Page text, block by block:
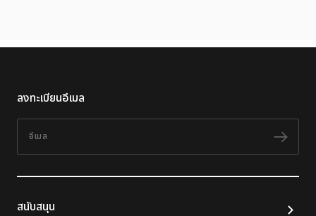
ลงทะเบียนอีเมล
ติดต
สนับสนุน